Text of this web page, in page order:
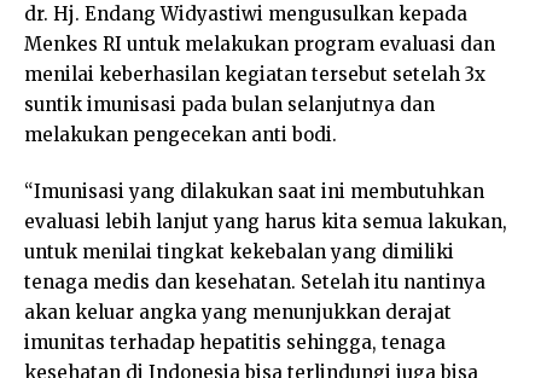
dr. Hj. Endang Widyastiwi mengusulkan kepada
Menkes RI untuk melakukan program evaluasi dan
menilai keberhasilan kegiatan tersebut setelah 3x
suntik imunisasi pada bulan selanjutnya dan
melakukan pengecekan anti bodi.
“Imunisasi yang dilakukan saat ini membutuhkan
evaluasi lebih lanjut yang harus kita semua lakukan,
untuk menilai tingkat kekebalan yang dimiliki
tenaga medis dan kesehatan. Setelah itu nantinya
akan keluar angka yang menunjukkan derajat
imunitas terhadap hepatitis sehingga, tenaga
kesehatan di Indonesia bisa terlindungi juga bisa